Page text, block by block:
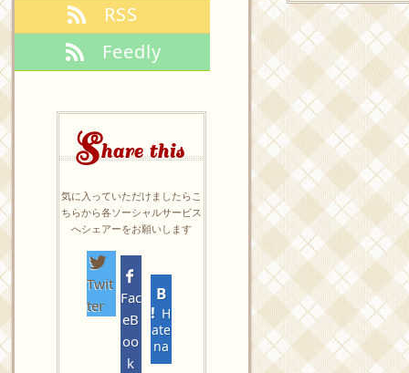
RSS
Feedly
Share this
気に入っていただけましたらこ
ちらから各ソーシャルサービス
へシェアーをお願いします
Twit
ter
Fac
eB
oo
k
H
ate
na